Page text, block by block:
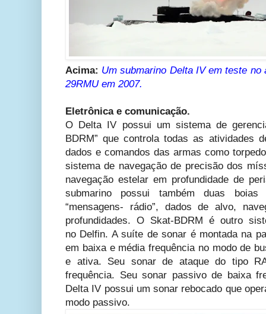
Acima: Um submarino Delta IV em teste
29RMU em 2007.
Eletrônica e comunicação.
O Delta IV possui um sistema de
BDRM” que controla todas as atividades
dados e comandos das armas como
sistema de navegação de precisão dos
navegação estelar em profundidade de
submarino possui também duas
“mensagens- rádio”, dados de alvo,
profundidades. O Skat-BDRM é outro
no Delfin. A suíte de sonar é montada na
em baixa e média frequência no modo de
e ativa. Seu sonar de ataque do tipo
frequência. Seu sonar passivo de baixa
Delta IV possui um sonar rebocado que
modo passivo.